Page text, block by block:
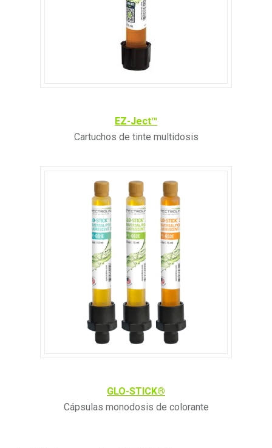
EZ-Ject™
Cartuchos de tinte multidosis
GLO-STICK®
Cápsulas monodosis de colorante